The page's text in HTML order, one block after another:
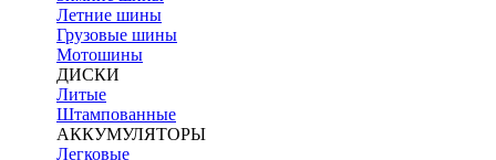
Летние шины
Грузовые шины
Мотошины
ДИСКИ
Литые
Штампованные
АККУМУЛЯТОРЫ
Легковые